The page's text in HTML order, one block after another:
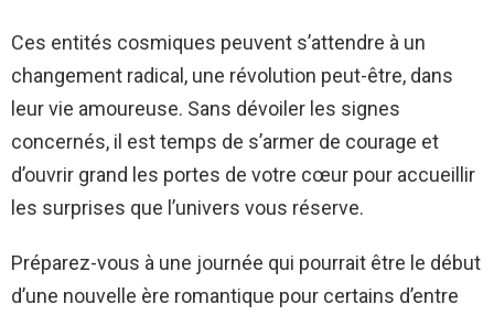
Ces entités cosmiques peuvent s’attendre à un
changement radical, une révolution peut-être, dans
leur vie amoureuse. Sans dévoiler les signes
concernés, il est temps de s’armer de courage et
d’ouvrir grand les portes de votre cœur pour accueillir
les surprises que l’univers vous réserve.
Préparez-vous à une journée qui pourrait être le début
d’une nouvelle ère romantique pour certains d’entre